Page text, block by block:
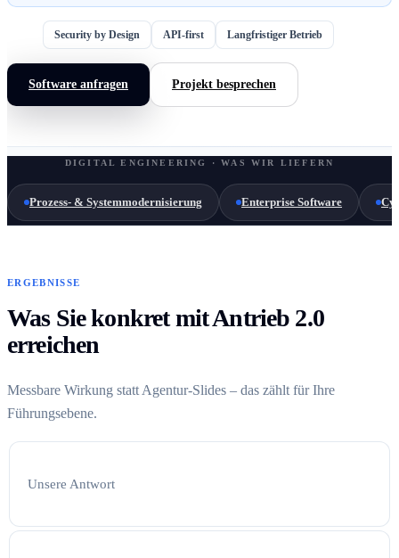
Security by Design API-first Langfristiger Betrieb
Software anfragen Projekt besprechen
DIGITAL ENGINEERING · WAS WIR LIEFERN
Prozess- & Systemmodernisierung Enterprise Software
ERGEBNISSE
Was Sie konkret mit Antrieb 2.0
erreichen
Messbare Wirkung statt Agentur-Slides – das zählt für Ihre
Führungsebene.
Unsere Antwort